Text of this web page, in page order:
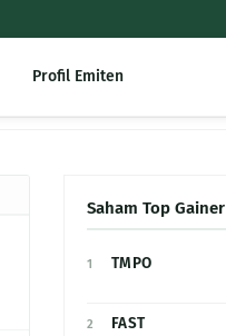
Profil Emiten
Saham Top Gainer
1 TMPO
2 FAST